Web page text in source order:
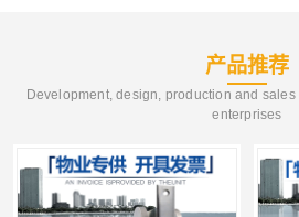
产品推荐
Development, design, production and
enterprises